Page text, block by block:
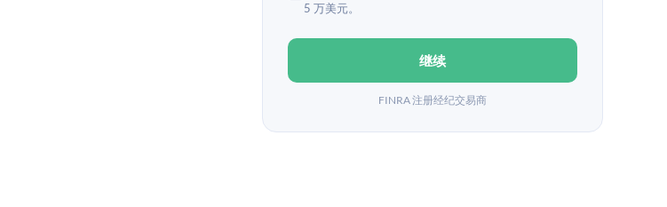
5 万美元。
继续
FINRA 注册经纪交易商